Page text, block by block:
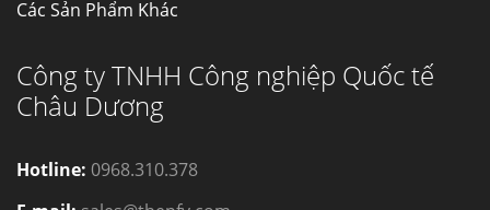
Các Sản Phẩm Khác
Công ty TNHH Công nghiệp Quốc tế
Châu Dương
Hotline: 0968.310.378